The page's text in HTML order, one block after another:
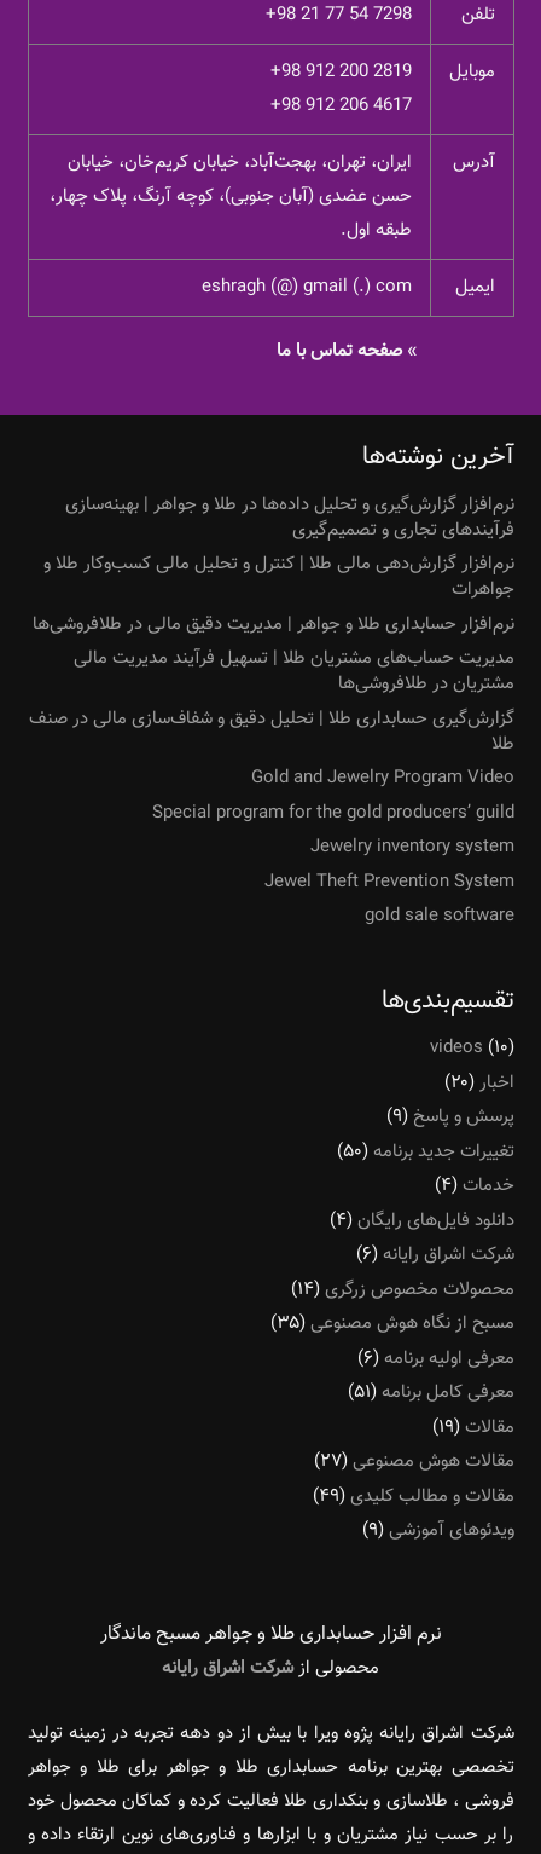
تلفن +98 21 77 54 7298
موبایل
+98 912 200 2819
+98 912 206 4617
آدرس
ایران، تهران، بهجت‌آباد، خیابان کریم‌خان، خیابان
حسن عضدی (آبان جنوبی)، کوچه آرنگ، پلاک چهار،
طبقه اول.
ایمیل eshragh (@) gmail (.) com
»صفحه تماس با ما
آخرین نوشته‌ها
نرم‌افزار گزارش‌گیری و تحلیل داده‌ها در طلا و جواهر | بهینه‌سازی
فرآیندهای تجاری و تصمیم‌گیری
نرم‌افزار گزارش‌دهی مالی طلا | کنترل و تحلیل مالی کسب‌وکار طلا و
جواهرات
نرم‌افزار حسابداری طلا و جواهر | مدیریت دقیق مالی در طلافروشی‌ها
مدیریت حساب‌های مشتریان طلا | تسهیل فرآیند مدیریت مالی
مشتریان در طلافروشی‌ها
گزارش‌گیری حسابداری طلا | تحلیل دقیق و شفاف‌سازی مالی در صنف
طلا
Gold and Jewelry Program Video
Special program for the gold producers’ guild
Jewelry inventory system
Jewel Theft Prevention System
gold sale software
تقسیم‌بندی‌ها
videos (۱۰)
اخبار(۲۰)
پرسش و پاسخ (۹)
تغییرات جدید برنامه (۵۰)
خدمات(۴)
دانلود فایل‌های رایگان(۴)
شرکت اشراق رایانه (۶)
محصولات مخصوص زرگری(۱۴)
مسبح از نگاه هوش مصنوعی(۳۵)
معرفی اولیه برنامه (۶)
معرفی کامل برنامه (۵۱)
مقالات(۱۹)
مقالات هوش مصنوعی(۲۷)
مقالات و مطالب کلیدی(۴۹)
ویدئوهای آموزشی(۹)
نرم افزار حسابداری طلا و جواهر مسبح ماندگار‌
محصولی ازشرکت اشراق رایانه
شرکت اشراق رایانه پژوه ویرا با بیش از دو دهه تجربه در زمینه تولید
تخصصی بهترین برنامه حسابداری طلا و جواهر برای طلا و جواهر
فروشی ، طلاسازی و بنکداری طلا فعالیت کرده و کماکان محصول خود
را بر حسب نیاز مشتریان و با ابزارها و فناوری‌های نوین ارتقاء داده و